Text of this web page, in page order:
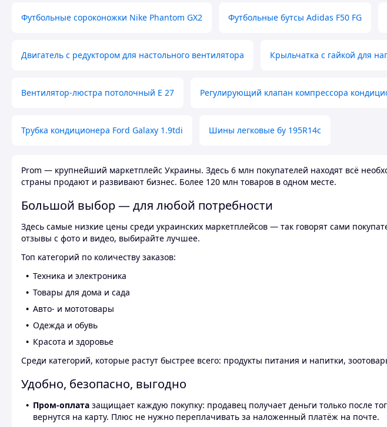
Футбольные сороконожки Nike Phantom GX2 Футбольные бутсы Adidas F50 FG
Двигатель с редуктором для настольного вентилятора Крыльчатка с гайкой для
Вентилятор-люстра потолочный E 27 Регулирующий клапан компрессора
Трубка кондиционера Ford Galaxy 1.9tdi Шины легковые бу 195R14c
Prom — крупнейший маркетплейс Украины. Здесь 6 млн покупателей находят всё
страны продают и развивают бизнес. Более 120 млн товаров в одном месте.
Большой выбор — для любой потребности
Здесь самые низкие цены среди украинских маркетплейсов — так говорят сами
отзывы с фото и видео, выбирайте лучшее.
Топ категорий по количеству заказов:
Техника и электроника
Товары для дома и сада
Авто- и мототовары
Одежда и обувь
Красота и здоровье
Среди категорий, которые растут быстрее всего: продукты питания и напитки,
Удобно, безопасно, выгодно
Пром-оплата защищает каждую покупку: продавец получает деньги только после
вернутся на карту. Плюс не нужно переплачивать за наложенный платёж на почте.